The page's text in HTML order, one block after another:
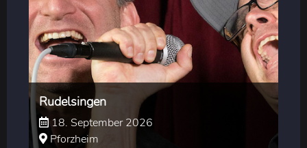
Rudelsingen
18. September 2026
Pforzheim